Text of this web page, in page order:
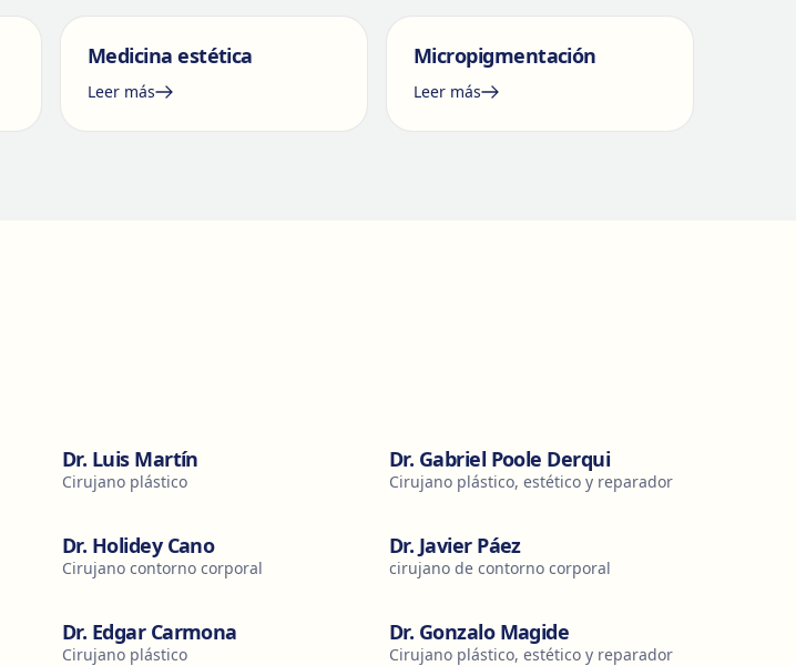
Medicina estética
Leer más
Micropigmentación
Leer más
Dr. Luis Martín
Cirujano plástico
Dr. Gabriel Poole Derqui
Cirujano plástico, estético y reparador
Dr. Holidey Cano
Cirujano contorno corporal
Dr. Javier Páez
cirujano de contorno corporal
Dr. Edgar Carmona
Cirujano plástico
Dr. Gonzalo Magide
Cirujano plástico, estético y reparador